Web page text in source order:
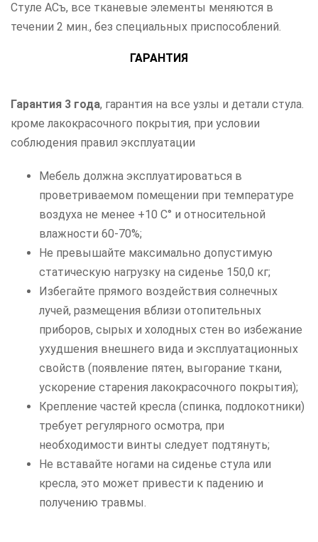
Стуле АСъ, все тканевые элементы меняются в
течении 2 мин., без специальных приспособлений.
ГАРАНТИЯ
Гарантия 3 года, гарантия на все узлы и детали стула.
кроме лакокрасочного покрытия, при условии
соблюдения правил эксплуатации
Мебель должна эксплуатироваться в
проветриваемом помещении при температуре
воздуха не менее +10 C° и относительной
влажности 60-70%;
Не превышайте максимально допустимую
статическую нагрузку на сиденье 150,0 кг;
Избегайте прямого воздействия солнечных
лучей, размещения вблизи отопительных
приборов, сырых и холодных стен во избежание
ухудшения внешнего вида и эксплуатационных
свойств (появление пятен, выгорание ткани,
ускорение старения лакокрасочного покрытия);
Крепление частей кресла (спинка, подлокотники)
требует регулярного осмотра, при
необходимости винты следует подтянуть;
Не вставайте ногами на сиденье стула или
кресла, это может привести к падению и
получению травмы.